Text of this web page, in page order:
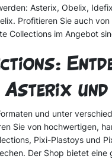
Asterix, Obelix,
Profitieren Sie auch
Collections im Angebot
Asterix
und unter
Sie von hochwertigen,
Pixi-Plastoys und
Der Shop bietet